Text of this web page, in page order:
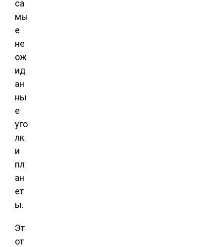
са
мы
е
не
ож
ид
ан
ны
е
уго
лк
и
пл
ан
ет
ы.
Эт
от